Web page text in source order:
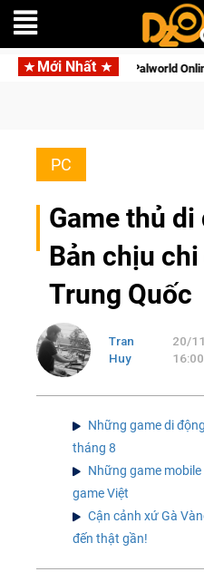
Mới Nhất
gọi Palworld Online
PC
Game thủ
Bản chịu
Trung Quốc
Tran
Huy
20/
Những game di
tháng 8
Những game
game Việt
Cận cảnh xứ Gà
đến thật gần!